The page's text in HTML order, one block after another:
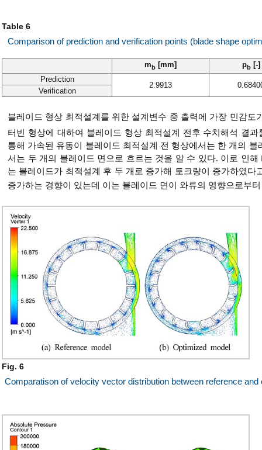
Table 6
Comparison of prediction and verification points (blade shape
mb [mm] pb [-]
Prediction
2.9913
Verification
블레이드 형상 최적설계를 위한 설계변수 중 출력에 가장 민감도
터빈 형상에 대하여 블레이드 형상 최적설계 전후 수치해석 결
통해 가속된 유동이 블레이드 최적설계 전 형상에서는 한 개의
서는 두 개의 블레이드 면으로 흐르는 것을 알 수 있다. 이로 인해
는 블레이드가 최적설계 후 두 개로 증가해 토크량이 증가하였다
증가하는 경향이 있는데 이는 블레이드 면이 와류의 영향으로부
Fig. 6
Comparatison of velocity vector distribution between reference and